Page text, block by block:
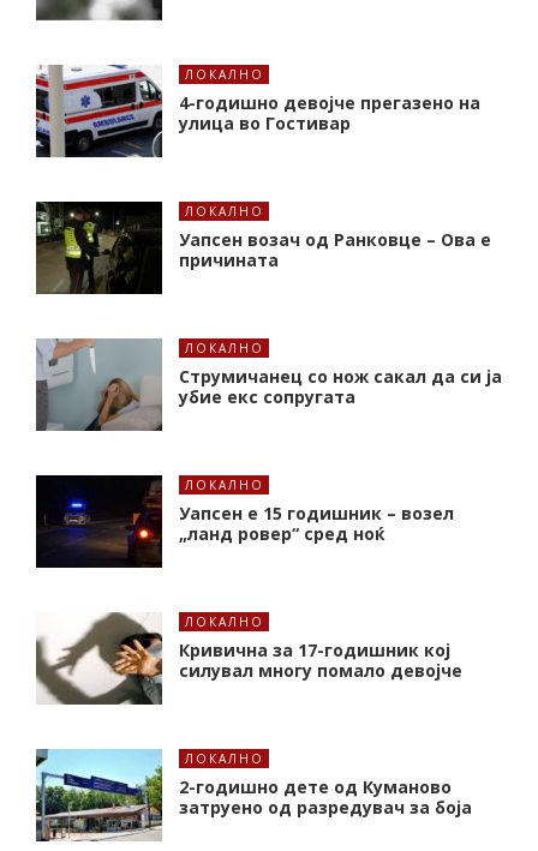
ЛОКАЛНО
4-годишно девојче прегазено на
улица во Гостивар
ЛОКАЛНО
Уапсен возач од Ранковце – Ова е
причината
ЛОКАЛНО
Струмичанец со нож сакал да си ја
убие екс сопругата
ЛОКАЛНО
Уапсен е 15 годишник – возел
„ланд ровер“ сред ноќ
ЛОКАЛНО
Кривична за 17-годишник кој
силувал многу помало девојче
ЛОКАЛНО
2-годишно дете од Куманово
затруено од разредувач за боја